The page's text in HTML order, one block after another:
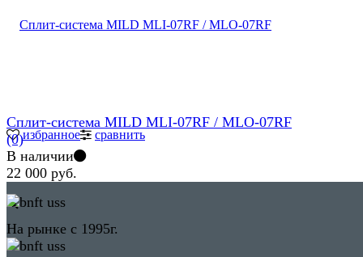
избранное сравнить
Сплит-система MILD MLI-07RF / MLO-07RF
(0)
В наличии
22 000 руб.
На рынке с 1995г.